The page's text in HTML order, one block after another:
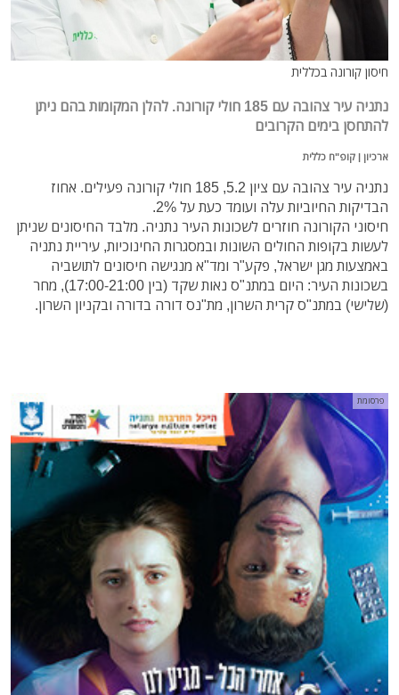
חיסון קורונה בכללית
נתניה עיר צהובה עם 185 חולי קורונה. להלן המקומות בהם ניתן
להתחסן בימים הקרובים
ארכיון | קופ"ח כללית
נתניה עיר צהובה עם ציון 5.2, 185 חולי קורונה פעילים. אחוז
הבדיקות החיוביות עלה ועומד כעת על 2%.
חיסוני הקורונה חוזרים לשכונות העיר נתניה. מלבד החיסונים שניתן
לעשות בקופות החולים השונות ובמסגרות החינוכיות, עיריית נתניה
באמצעות מגן ישראל, פקע"ר ומד"א מנגישה חיסונים לתושביה
בשכונות העיר: היום במתנ"ס נאות שקד (בין 17:00-21:00), מחר
(שלישי) במתנ"ס קרית השרון, מת"נס דורה בדורה ובקניון השרון.
פרסומת